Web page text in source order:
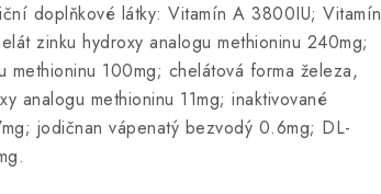
doplňkové látky: Vitamín A 3800IU; Vitamín
zinku hydroxy analogu methioninu 240mg;
methioninu 100mg; chelátová forma železa,
analogu methioninu 11mg; inaktivované
jodičnan vápenatý bezvodý 0.6mg; DL-